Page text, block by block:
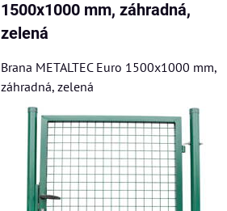
1500x1000 mm, záhradná,
zelená
Brana METALTEC Euro 1500x1000 mm,
záhradná, zelená